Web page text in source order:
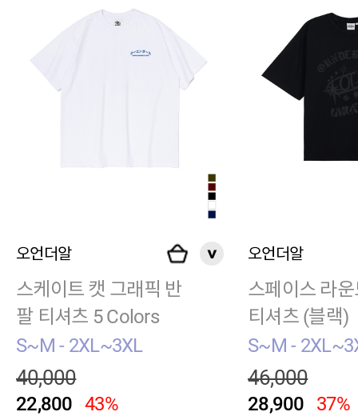
오언더알
스케이트 캣 그래픽 반
팔 티셔츠 5 Colors
S~M - 2XL~3XL
40,000
22,800 43%
오언더알
스페이스 라
티셔츠 (블랙)
S~M -
46,000
28,900 37%